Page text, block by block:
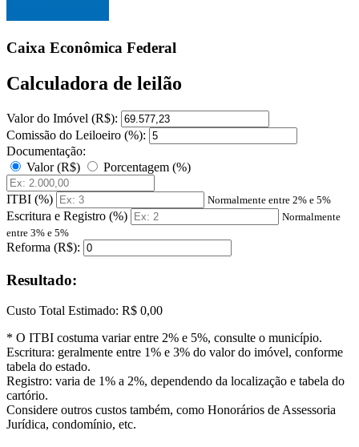
Caixa Econômica Federal
Calculadora de leilão
Valor do Imóvel (R$):
Comissão do Leiloeiro (%):
Documentação:
Valor (R$)
Porcentagem (%)
ITBI (%) Normalmente entre 2% e 5%
Escritura e Registro (%)
Normalmente
entre 3% e 5%
Reforma (R$):
Resultado:
Custo Total Estimado: R$ 0,00
* O ITBI costuma variar entre 2% e 5%, consulte o município.
Escritura: geralmente entre 1% e 3% do valor do imóvel, conforme
tabela do estado.
Registro: varia de 1% a 2%, dependendo da localização e tabela do
cartório.
Considere outros custos também, como Honorários de Assessoria
Jurídica, condomínio, etc.